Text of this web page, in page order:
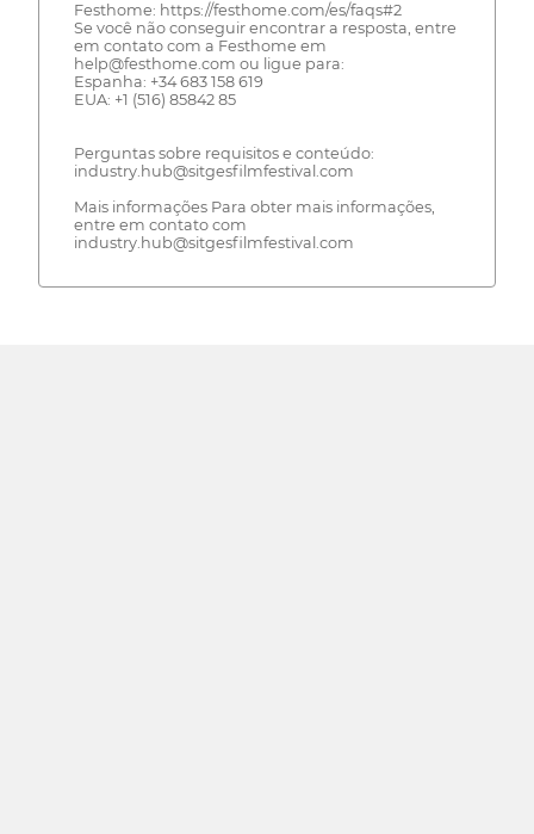
Festhome: https://festhome.com/es/faqs#2
Se você não conseguir encontrar a resposta, entre
em contato com a Festhome em
help@festhome.com ou ligue para:
Espanha: +34 683 158 619
EUA: +1 (516) 85842 85
Perguntas sobre requisitos e conteúdo:
industry.hub@sitgesfilmfestival.com
Mais informações Para obter mais informações,
entre em contato com
industry.hub@sitgesfilmfestival.com